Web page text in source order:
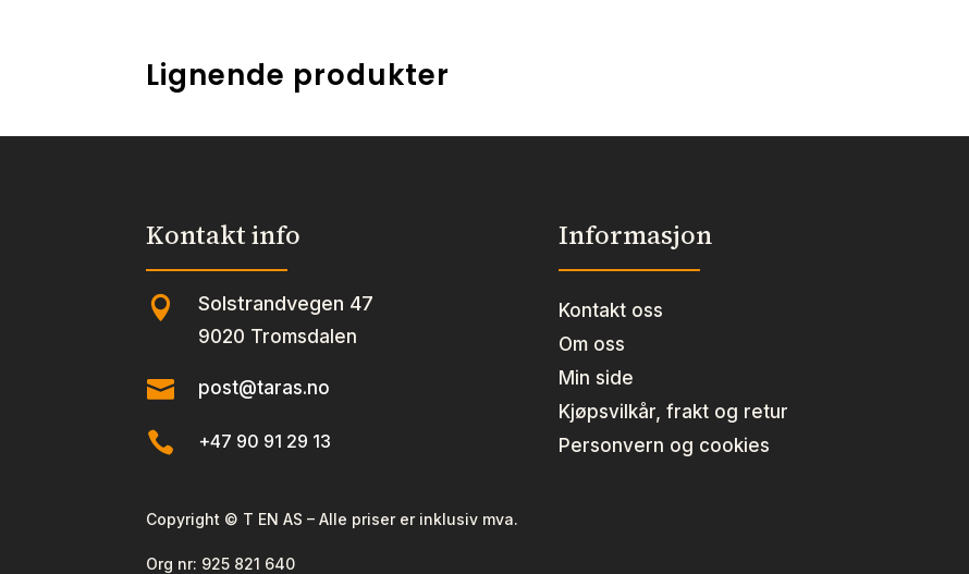
Lignende produkter
Kontakt info
 Solstrandvegen 47
9020 Tromsdalen
 post@taras.no
 +47 90 91 29 13
Informasjon
Kontakt oss
Om oss
Min side
Kjøpsvilkår, frakt og retur
Personvern og cookies
Copyright © T EN AS – Alle priser er inklusiv mva.
Org nr: 925 821 640